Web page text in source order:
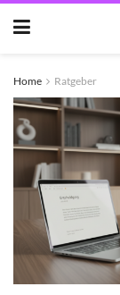
Home Ratgeber